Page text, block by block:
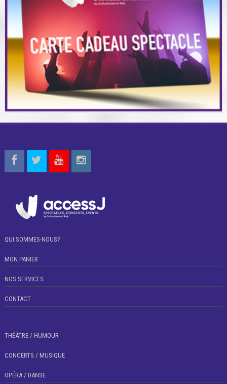
QUI SOMMES-NOUS?
MON PANIER
NOS SERVICES
CONTACT
THÉÂTRE / HUMOUR
CONCERTS / MUSIQUE
OPÉRA / DANSE